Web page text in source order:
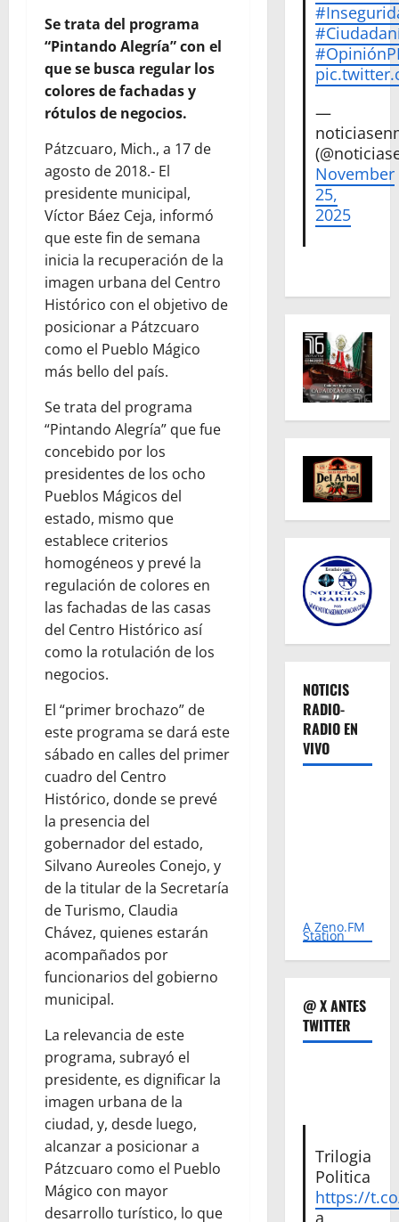
Se trata del programa
“Pintando Alegría” con el
que se busca regular los
colores de fachadas y
rótulos de negocios.
Pátzcuaro, Mich., a 17 de
agosto de 2018.- El
presidente municipal,
Víctor Báez Ceja, informó
que este fin de semana
inicia la recuperación de la
imagen urbana del Centro
Histórico con el objetivo de
posicionar a Pátzcuaro
como el Pueblo Mágico
más bello del país.
Se trata del programa
“Pintando Alegría” que fue
concebido por los
presidentes de los ocho
Pueblos Mágicos del
estado, mismo que
establece criterios
homogéneos y prevé la
regulación de colores en
las fachadas de las casas
del Centro Histórico así
como la rotulación de los
negocios.
El “primer brochazo” de
este programa se dará este
sábado en calles del primer
cuadro del Centro
Histórico, donde se prevé
la presencia del
gobernador del estado,
Silvano Aureoles Conejo, y
de la titular de la Secretaría
de Turismo, Claudia
Chávez, quienes estarán
acompañados por
funcionarios del gobierno
municipal.
La relevancia de este
programa, subrayó el
presidente, es dignificar la
imagen urbana de la
ciudad, y, desde luego,
alcanzar a posicionar a
Pátzcuaro como el Pueblo
Mágico con mayor
desarrollo turístico, lo que
—
November
25,
2025
NOTICIS
RADIO-
RADIO EN
VIVO
A Zeno.FM
Station
@ X ANTES
TWITTER
Trilogia
Politica
https://